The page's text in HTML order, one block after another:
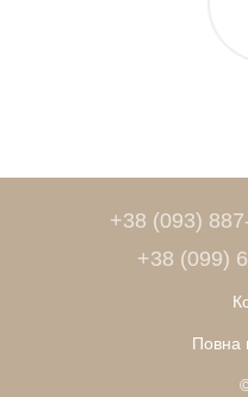
+38 (093)
+38 (099)
Повна